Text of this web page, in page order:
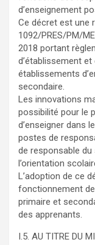
d’enseignement
Ce décret est une
1092/PRES/PM/
2018 portant
d’établissement
établissements
secondaire.
Les innovations
possibilité pour le
d’enseigner dans
postes de
de responsable du
l’orientation
L’adoption de ce
fonctionnement
primaire et
des apprenants.
I.5. AU TITRE DU